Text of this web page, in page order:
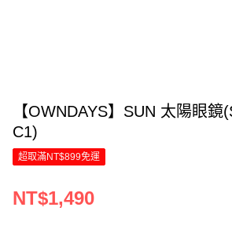
【OWNDAYS】SUN 太陽眼鏡
C1)
超取滿NT$899免運
NT$1,490